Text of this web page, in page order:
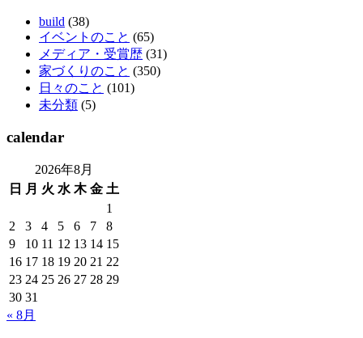
build (38)
イベントのこと (65)
メディア・受賞歴 (31)
家づくりのこと (350)
日々のこと (101)
未分類 (5)
calendar
2026年8月
日
月 火 水 木 金 土
1
2
3 4 5 6 7
8
9
10 11 12 13 14 15
16 17 18 19 20 21 22
23 24 25 26 27 28 29
30 31
« 8月